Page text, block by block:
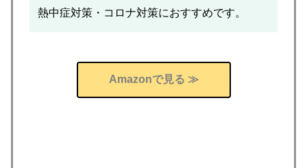
熱中症対策・コロナ対策におすすめです。
Amazonで見る ≫